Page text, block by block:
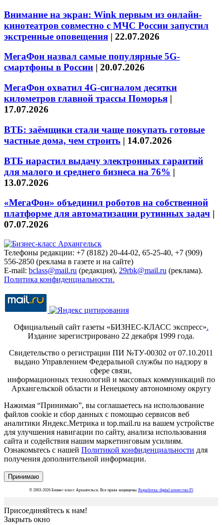
Внимание на экран: Wink первым из онлайн-
кинотеатров совместно с МЧС России запустил
экстренные оповещения | 22.07.2026
МегаФон назвал самые популярные 5G-
смартфоны в России | 20.07.2026
МегаФон охватил 4G-сигналом десятки
километров главной трассы Поморья |
17.07.2026
ВТБ: заёмщики стали чаще покупать готовые
частные дома, чем строить | 14.07.2026
ВТБ нарастил выдачу электронных гарантий
для малого и среднего бизнеса на 76% |
13.07.2026
«МегаФон» объединил роботов на собственной
платформе для автоматизации рутинных задач |
07.07.2026
Телефоны редакции: +7 (8182) 20-44-02, 65-25-40, +7 (909)
556-2850 (реклама в газете и на сайте)
E-mail: bclass@mail.ru (редакция), 29rbk@mail.ru (реклама).
Политика конфиденциальности.
Официальный сайт газеты «БИЗНЕС-КЛАСС экспресс».
Издание зарегистрировано 22 декабря 1999 года.
Свидетельство о регистрации ПИ №ТУ-00302 от 07.10.2011
выдано Управлением Федеральной службы по надзору в
сфере связи,
информационных технологий и массовых коммуникаций по
Архангельской области и Ненецкому автономному округу
Нажимая “Принимаю”, вы соглашаетесь на использование
файлов cookie и сбор данных с помощью сервисов веб
аналитики Яндекс.Метрика и top.mail.ru на вашем устройстве
для улучшения навигации по сайту, анализа использования
сайта и содействия нашим маркетинговым усилиям.
Ознакомьтесь с нашей Политикой конфиденциальности для
получения дополнительной информации.
Принимаю
© 2003-2026 Бизнес-класс Архангельск. Все права защищены. Разработка: digital-агентство F5
Присоединяйтесь к нам!
Закрыть окно